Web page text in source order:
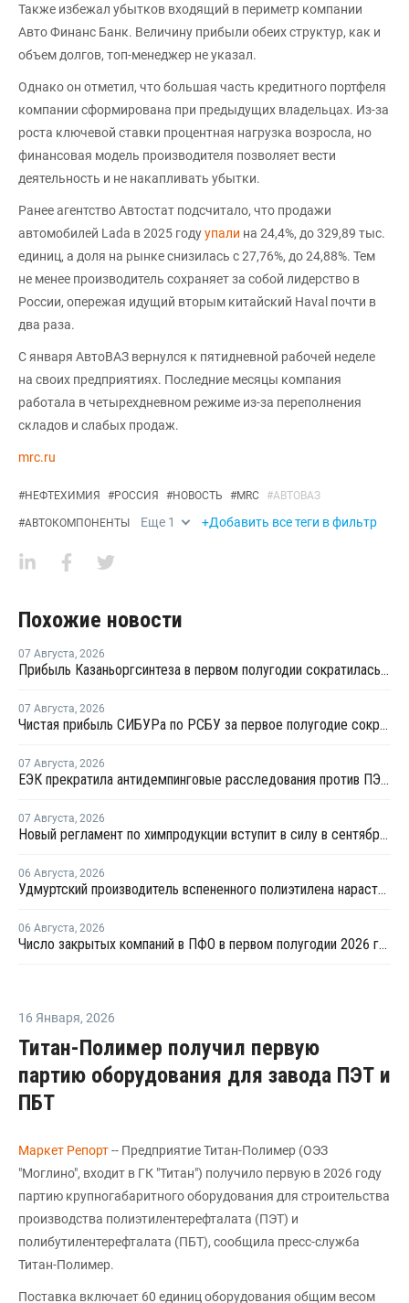
Также избежал убытков входящий в периметр компании
Авто Финанс Банк. Величину прибыли обеих структур, как и
объем долгов, топ-менеджер не указал.
Однако он отметил, что большая часть кредитного портфеля
компании сформирована при предыдущих владельцах. Из-за
роста ключевой ставки процентная нагрузка возросла, но
финансовая модель производителя позволяет вести
деятельность и не накапливать убытки.
Ранее агентство Автостат подсчитало, что продажи
автомобилей Lada в 2025 годуупали на 24,4%, до 329,89 тыс.
единиц, а доля на рынке снизилась с 27,76%, до 24,88%. Тем
не менее производитель сохраняет за собой лидерство в
России, опережая идущий вторым китайский Haval почти в
два раза.
С января АвтоВАЗ вернулся к пятидневной рабочей неделе
на своих предприятиях. Последние месяцы компания
работала в четырехдневном режиме из-за переполнения
складов и слабых продаж.
mrc.ru
#НЕФТЕХИМИЯ #РОССИЯ #НОВОСТЬ #MRC #АВТОВАЗ
#АВТОКОМПОНЕНТЫ Еще 1 +Добавить все теги в фильтр
Похожие новости
07 Августа, 2026
Прибыль Казаньоргсинтеза в первом полугодии сократилась более чем в 2 раза
07 Августа, 2026
Чистая прибыль СИБУРа по РСБУ за первое полугодие сократилась в 3,6 раза
07 Августа, 2026
ЕЭК прекратила антидемпинговые расследования против ПЭ и ПП из Азербайджана и Туркменистана
07 Августа, 2026
Новый регламент по химпродукции вступит в силу в сентябре 2027 года
06 Августа, 2026
Удмуртский производитель вспененного полиэтилена нарастит выпуск на 15%
06 Августа, 2026
Число закрытых компаний в ПФО в первом полугодии 2026 года вдвое превысило число новых
16 Января, 2026
Титан-Полимер получил первую
партию оборудования для завода ПЭТ и
ПБТ
Маркет Репорт-- Предприятие Титан-Полимер (ОЭЗ
"Моглино", входит в ГК "Титан") получило первую в 2026 году
партию крупногабаритного оборудования для строительства
производства полиэтилентерефталата (ПЭТ) и
полибутилентерефталата (ПБТ), сообщила пресс-служба
Титан-Полимер.
Поставка включает 60 единиц оборудования общим весом